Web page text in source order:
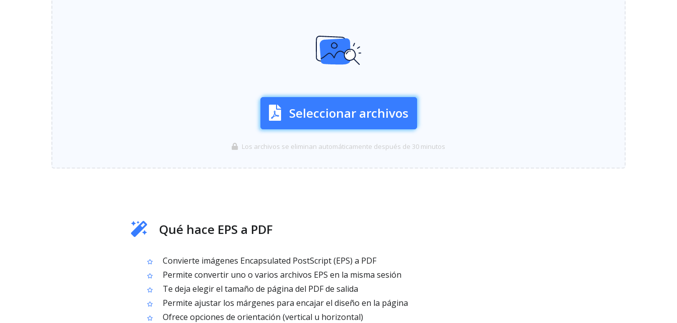
Seleccionar archivos
Los archivos se eliminan automáticamente después de 30 minutos
Qué hace EPS a PDF
Convierte imágenes Encapsulated PostScript (EPS) a PDF
Permite convertir uno o varios archivos EPS en la misma sesión
Te deja elegir el tamaño de página del PDF de salida
Permite ajustar los márgenes para encajar el diseño en la página
Ofrece opciones de orientación (vertical u horizontal)